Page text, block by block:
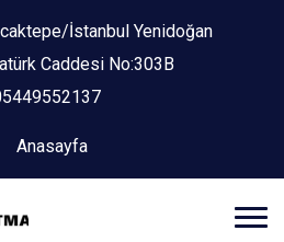
İstanbul Yenidoğan
Caddesi No:303B
Anasayfa